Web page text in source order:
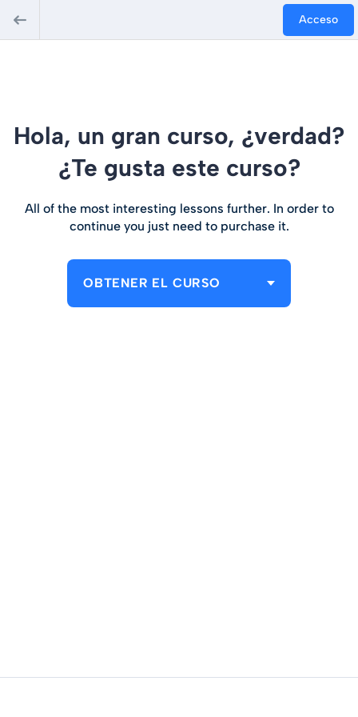
Acceso
Hola, un gran curso, ¿verdad?
¿Te gusta este curso?
All of the most interesting lessons further. In order to
continue you just need to purchase it.
OBTENER EL CURSO